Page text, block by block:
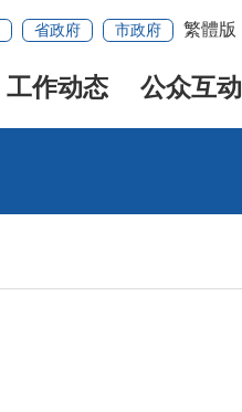
省政府 市政府 繁體版
工作动态 公众互动